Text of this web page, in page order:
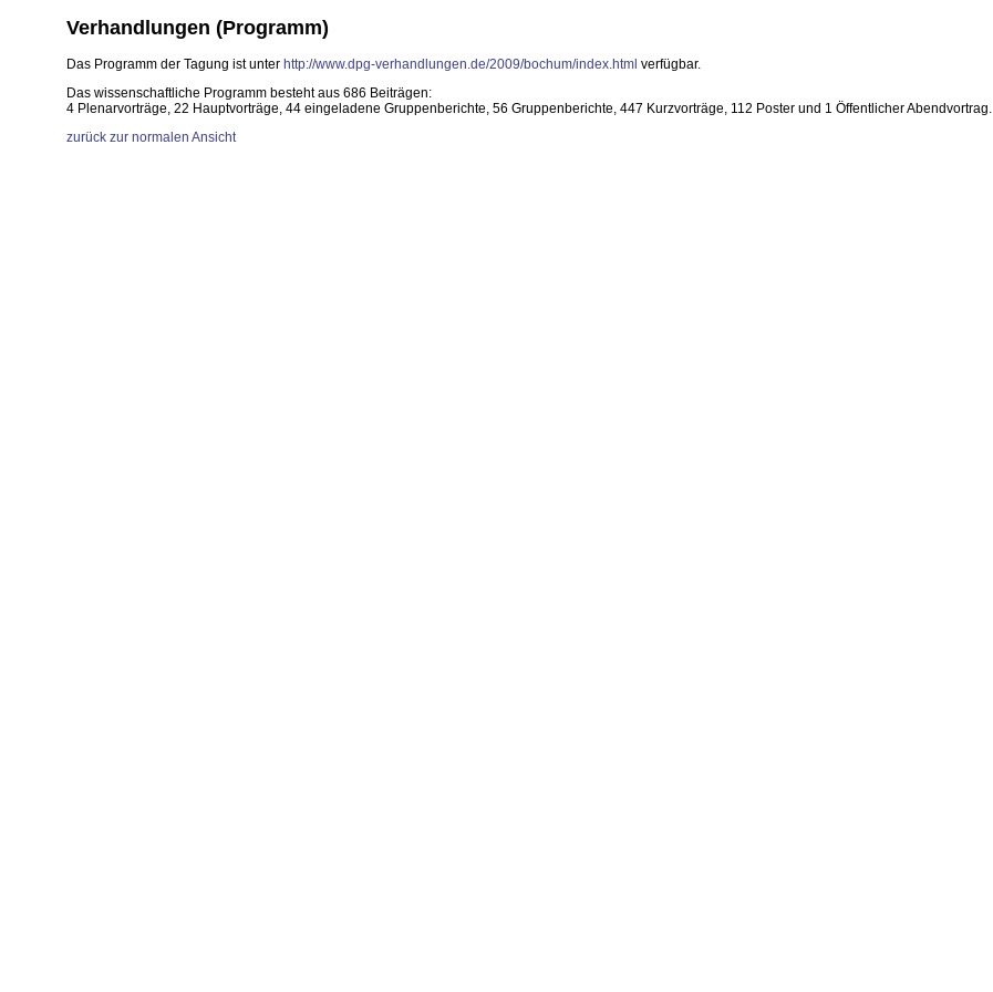
Verhandlungen (Programm)
Das Programm der Tagung ist unter http://www.dpg-verhandlungen.de/2009/bochum/index.html verfügbar.
Das wissenschaftliche Programm besteht aus 686 Beiträgen:
4 Plenarvorträge, 22 Hauptvorträge, 44 eingeladene Gruppenberichte, 56 Gruppenberichte, 447 Kurzvorträge, 112 Poster und 1 Öffentlicher Abendvortrag.
zurück zur normalen Ansicht